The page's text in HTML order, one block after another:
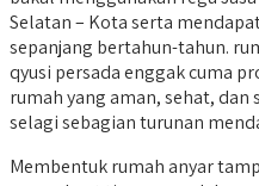
Selatan – Kota serta
sepanjang bertahun-tahun.
qyusi persada enggak cuma
rumah yang aman, sehat, dan
selagi sebagian turunan
Membentuk rumah anyar